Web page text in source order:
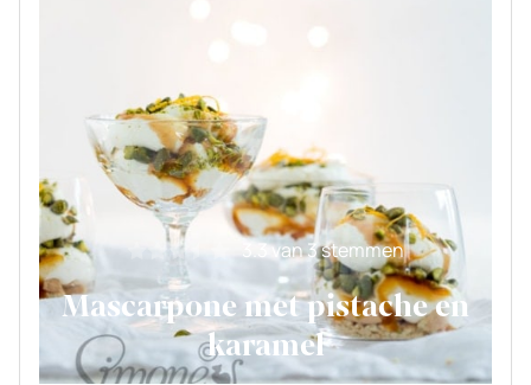
3.3van3stemmen
Mascarpone met pistache en
karamel